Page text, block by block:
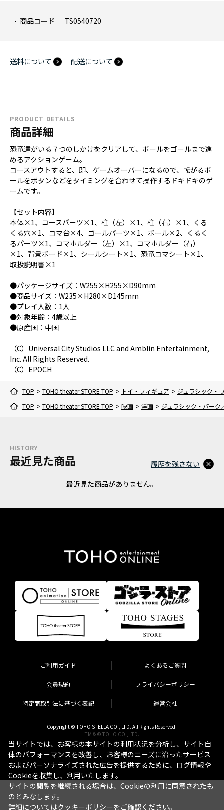
商品コード TS0540720
送料について 配送について
PRODUCT DETAILS
商品詳細
恐竜達がいる７つのしかけをクリアして、ボールをゴールまで進
めるアクションゲーム。
コースアウトすると、即、ゲームオーバーになるので、転がるボ
ールをボタンなどをタイミングを合わせて操作するドキドキのゲ
ームです。
【セット内容】
本体×1、コースパーツ×1、柱（左）×1、柱（右）×1、くる
くる穴×1、コマ台×4、ゴールパーツ×1、ボール×2、くるく
るパーツ×1、コマホルダー（左）×1、コマホルダー（右）
×1、背景ボード×1、シールシート×1、恐竜コマシート×1、
取扱説明書×1
●パッケージサイズ：W255×H255×D90mm
●商品サイズ：W235×H280×D145mm
●プレイ人数：1人
●対象年齢：4歳以上
●原産国：中国
（C）Universal City Studios LLC and Amblin Entertainment,
Inc. All Rights Reserved.
（C）EPOCH
TOP > TOHO theater STORE TOP > トイ・フィギュア > ジュラシック・
TOP > TOHO theater STORE TOP > 映画 > 洋画 > ジュラシック・パーク
HISTORY
最近見た商品
最近見た商品がありません。
履歴を残さない
ご利用ガイド よくあるご質問
会員規約 プライバシーポリシー
特定商取引法に基づく表記 運営会社
Copyright © TOHO STELLA CO., LTD. All Rights Reserved.
TM & © TOHO CO., LTD.
当サイトでは、お客様の本サイトの利用状況を分析し、サイト自
体のパフォーマンスを改善し、お客様のニーズに沿ったサービス
およびパーソナライズされた広告を提供するために、ログ情報や
Cookieを収集し、利用いたします。
サイトの閲覧を継続される場合は、Cookieの利用に同意されたも
のとみなします。
詳細についてはクッキーポリシーをご確認ください。